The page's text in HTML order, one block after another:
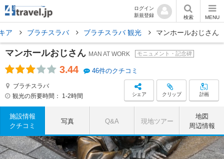
ログイン
新規登録
検索 MENU
ア ブラチスラバ ブラチスラバ 観光 マンホールおじさん
マンホールおじさん MAN AT WORK モニュメント・記念碑
3.44 46件のクチコミ
ブラチスラバ
観光の所要時間：
1-2時間 シェア クリップ 計画
施設情報
クチコミ
写真 Q&A 現地ツアー
地図
周辺情報